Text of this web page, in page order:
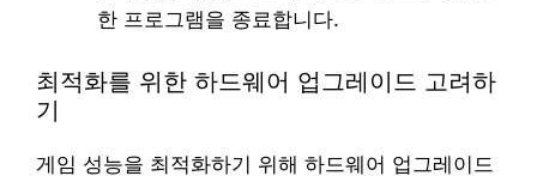
한 프로그램을 종료합니다.
최적화를 위한 하드웨어 업그레이드 고려하
기
게임 성능을 최적화하기 위해 하드웨어 업그레이드